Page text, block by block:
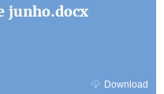
junho.docx
Download